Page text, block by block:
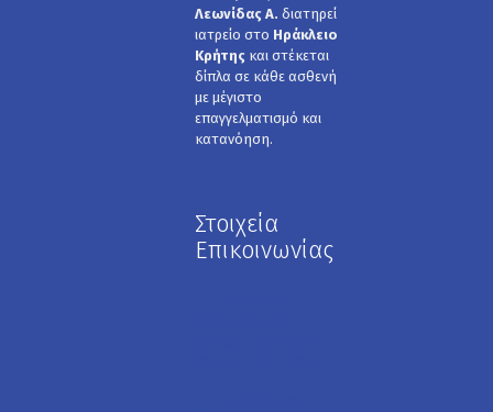
Λεωνίδας Α. διατηρεί
ιατρείο στο Ηράκλειο
Κρήτης και στέκεται
δίπλα σε κάθε ασθενή
με μέγιστο
επαγγελματισμό και
κατανόηση.
Στοιχεία
Επικοινωνίας